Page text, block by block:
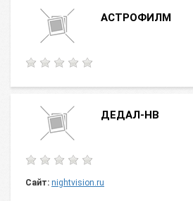
АСТРОФИЛМ
ДЕДАЛ-НВ
Сайт: nightvision.ru